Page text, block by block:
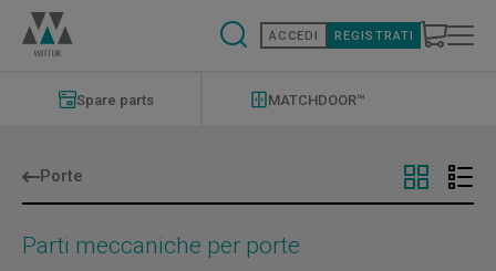
Salta
contenuto
principale
ACCEDI REGISTRATI
Spare parts MATCHDOOR™
Porte
Parti meccaniche per porte